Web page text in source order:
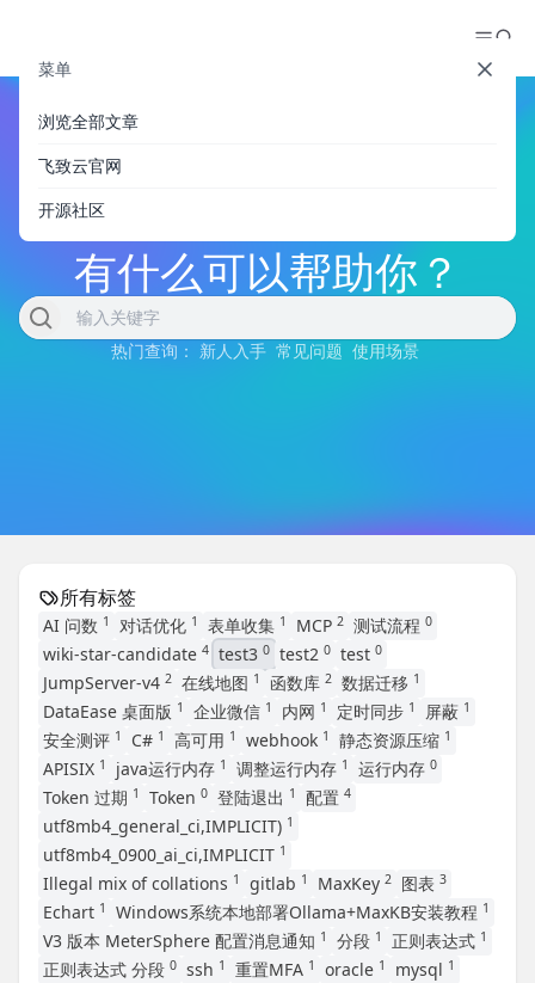
有什么可以帮助你？
热门查询： 新人入手 常见问题 使用场景
菜单
浏览全部文章
飞致云官网
开源社区
所有标签
AI 问数 1 对话优化 1 表单收集 1 MCP 2 测试流程 0
wiki-star-candidate 4 test3 0 test2 0 test 0
JumpServer-v4 2 在线地图 1 函数库 2 数据迁移 1
DataEase 桌面版 1 企业微信 1 内网 1 定时同步 1 屏蔽 1
安全测评 1 C# 1 高可用 1 webhook 1 静态资源压缩 1
APISIX 1 java运行内存 1 调整运行内存 1 运行内存 0
Token 过期 1 Token 0 登陆退出 1 配置 4
utf8mb4_general_ci,IMPLICIT) 1
utf8mb4_0900_ai_ci,IMPLICIT 1
Illegal mix of collations 1 gitlab 1 MaxKey 2 图表 3
Echart 1 Windows系统本地部署Ollama+MaxKB安装教程 1
V3 版本 MeterSphere 配置消息通知 1 分段 1 正则表达式 1
正则表达式 分段 0 ssh 1 重置MFA 1 oracle 1 mysql 1